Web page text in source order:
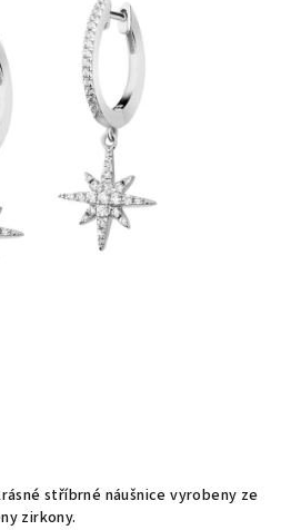
stříbrné náušnice vyrobeny ze
zirkony.